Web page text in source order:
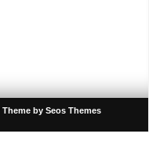
Theme by Seos Themes